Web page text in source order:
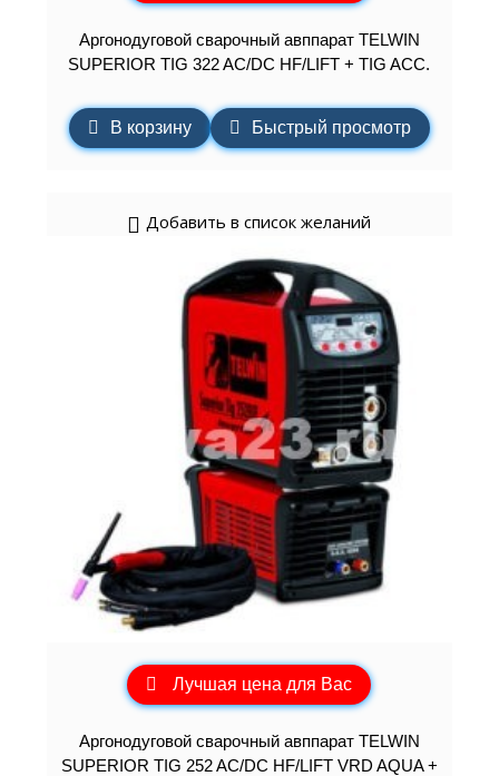
Аргонодуговой сварочный авппарат TELWIN
SUPERIOR TIG 322 AC/DC HF/LIFT + TIG ACC.
В корзину Быстрый просмотр
Добавить в список желаний
Лучшая цена для Вас
Аргонодуговой сварочный авппарат TELWIN
SUPERIOR TIG 252 AC/DC HF/LIFT VRD AQUA +